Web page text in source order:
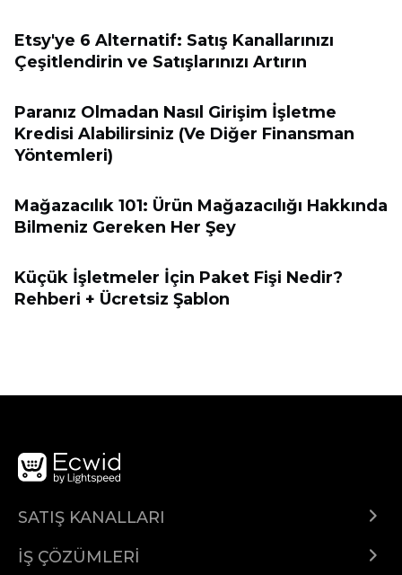
Etsy'ye 6 Alternatif: Satış Kanallarınızı
Çeşitlendirin ve Satışlarınızı Artırın
Paranız Olmadan Nasıl Girişim İşletme
Kredisi Alabilirsiniz (Ve Diğer Finansman
Yöntemleri)
Mağazacılık 101: Ürün Mağazacılığı Hakkında
Bilmeniz Gereken Her Şey
Küçük İşletmeler İçin Paket Fişi Nedir?
Rehberi + Ücretsiz Şablon
SATIŞ KANALLARI
İnternet sitesi
İŞ ÇÖZÜMLERİ